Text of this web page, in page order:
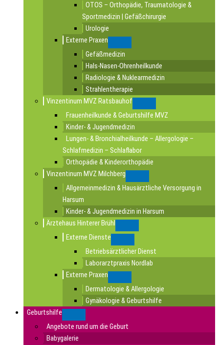
OTOS – Orthopädie, Traumatologie &
Sportmedizin | Gefäßchirurgie
Urologie
Externe Praxen
Gefäßmedizin
Hals-Nasen-Ohrenheilkunde
Radiologie & Nuklearmedizin
Strahlentherapie
Vinzentinum MVZ Ratsbauhof
Frauenheilkunde & Geburtshilfe MVZ
Kinder- & Jugendmedizin
Lungen- & Bronchialheilkunde – Allergologie –
Schlafmedizin – Schlaflabor
Orthopädie & Kinderorthopädie
Vinzentinum MVZ Milchberg
Allgemeinmedizin & Hausärztliche Versorgung in
Harsum
Kinder- & Jugendmedizin in Harsum
Ärztehaus Hinterer Brühl
Externe Dienste
Betriebsärztlicher Dienst
Laborarztpraxis Nordlab
Externe Praxen
Dermatologie & Allergologie
Gynäkologie & Geburtshilfe
Geburtshilfe
Angebote rund um die Geburt
Babygalerie